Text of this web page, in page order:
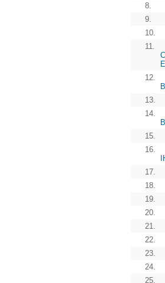
8.
9.
10.
11.
12.
13.
14.
15.
16.
17.
18.
19.
20.
21.
22.
23.
24.
25.